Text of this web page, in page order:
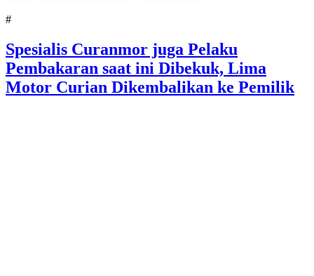
#
Spesialis Curanmor juga Pelaku
Pembakaran saat ini Dibekuk, Lima
Motor Curian Dikembalikan ke Pemilik